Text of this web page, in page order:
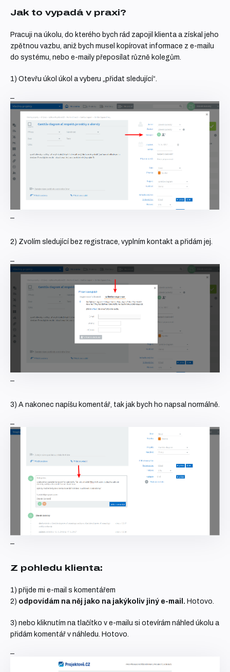
Jak to vypadá v praxi?
Pracuji na úkolu, do kterého bych rád zapojil klienta a získal jeho
zpětnou vazbu, aniž bych musel kopírovat informace z e-mailu
do systému, nebo e-maily přeposílat různě kolegům.
1) Otevřu úkol úkol a vyberu „přidat sledující“.
2) Zvolím sledující bez registrace, vyplním kontakt a přidám jej.
3) A nakonec napíšu komentář, tak jak bych ho napsal normálně.
Z pohledu klienta:
1) přijde mi e-mail s komentářem
2) odpovídám na něj jako na jakýkoliv jiný e-mail. Hotovo.
3) nebo kliknutím na tlačítko v e-mailu si otevírám náhled úkolu a
přidám komentář v náhledu. Hotovo.